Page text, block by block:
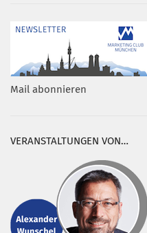
Mail abonnieren
VERANSTALTUNGEN VON…